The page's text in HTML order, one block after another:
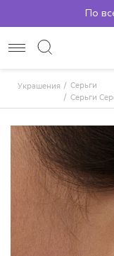
По
Украшения
Серьги
Серьги